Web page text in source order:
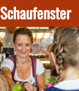
Schaufenster